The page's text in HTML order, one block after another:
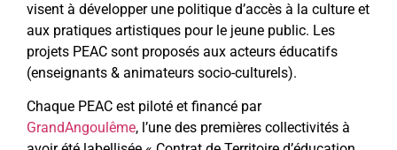
visent à développer une politique d’accès à la culture et
aux pratiques artistiques pour le jeune public. Les
projets PEAC sont proposés aux acteurs éducatifs
(enseignants & animateurs socio-culturels).
Chaque PEAC est piloté et financé par
GrandAngoulême, l’une des premières collectivités à